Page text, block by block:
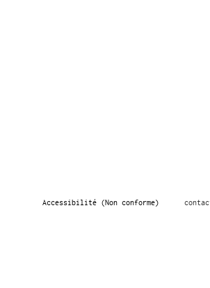
Accessibilité (Non conforme)